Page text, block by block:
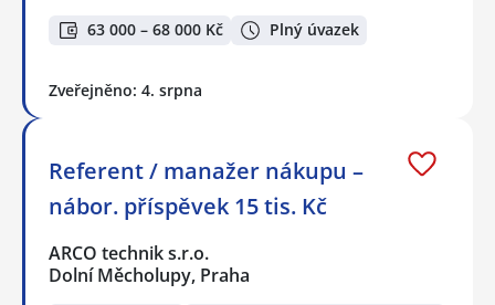
63 000 – 68 000 Kč Plný úvazek
Zveřejněno: 4. srpna
Referent / manažer nákupu –
nábor. příspěvek 15 tis. Kč
ARCO technik s.r.o.
Dolní Měcholupy, Praha